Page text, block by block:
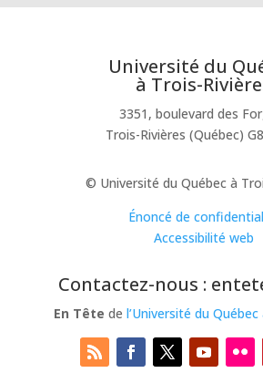
Université du
à Trois-
3351, boulevard des
Trois-Rivières (Québec)
© Université du Québec à
Énoncé de
Accessibilité web
Contactez-nous :
En Tête del’Université du